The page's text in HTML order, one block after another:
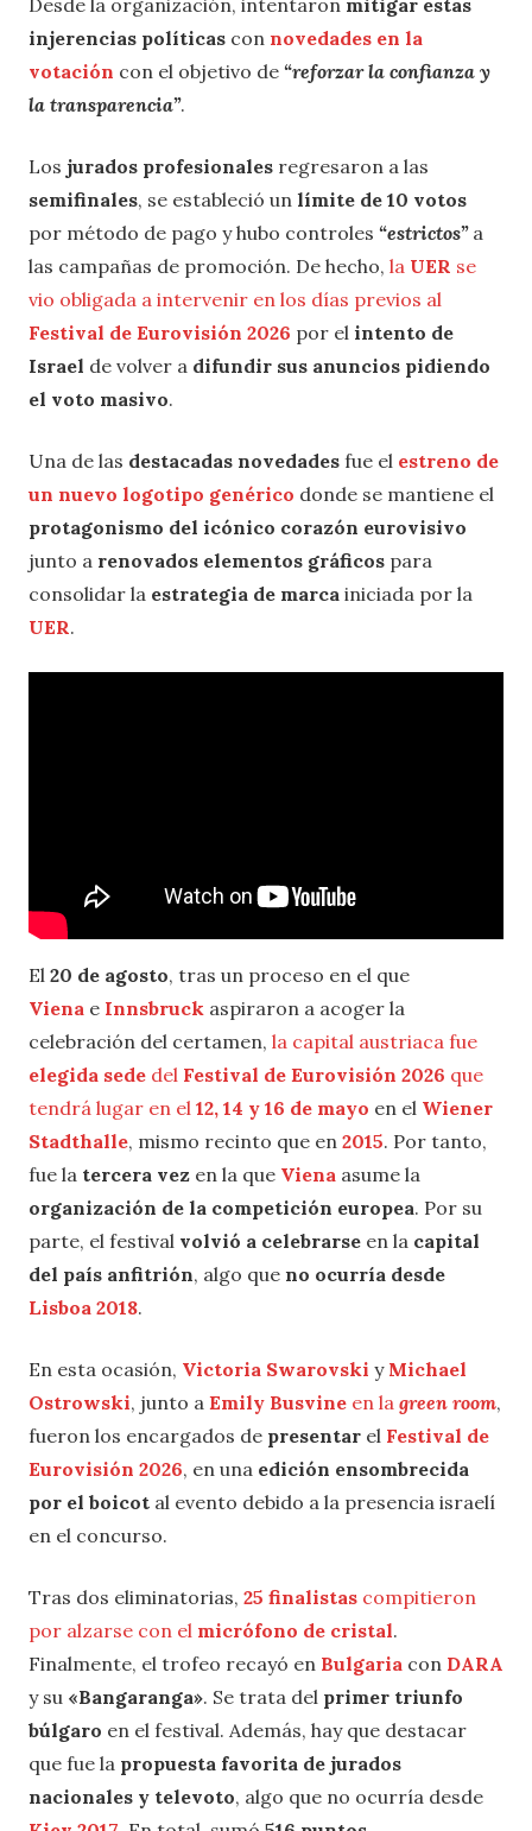
injerencias políticas con novedades en la
votación con el objetivo de “reforzar la confianza y
la transparencia”.
Los jurados profesionales regresaron a las
semifinales, se estableció un límite de 10 votos
por método de pago y hubo controles “estrictos” a
las campañas de promoción. De hecho, la UER se
vio obligada a intervenir en los días previos al
Festival de Eurovisión 2026 por el intento de
Israel de volver a difundir sus anuncios pidiendo
el voto masivo.
Una de las destacadas novedades fue el estreno de
un nuevo logotipo genérico donde se mantiene el
protagonismo del icónico corazón eurovisivo
junto a renovados elementos gráficos para
consolidar la estrategia de marca iniciada por la
UER.
El 20 de agosto, tras un proceso en el que
Viena e Innsbruck aspiraron a acoger la
celebración del certamen, la capital austriaca fue
elegida sede del Festival de Eurovisión 2026 que
tendrá lugar en el 12, 14 y 16 de mayo en el Wiener
Stadthalle, mismo recinto que en 2015. Por tanto,
fue la tercera vez en la que Viena asume la
organización de la competición europea. Por su
parte, el festival volvió a celebrarse en la capital
del país anfitrión, algo que no ocurría desde
Lisboa 2018.
En esta ocasión, Victoria Swarovski y Michael
Ostrowski, junto a Emily Busvine en la green room,
fueron los encargados de presentar el Festival de
Eurovisión 2026, en una edición ensombrecida
por el boicot al evento debido a la presencia israelí
en el concurso.
Tras dos eliminatorias, 25 finalistas compitieron
por alzarse con el micrófono de cristal.
Finalmente, el trofeo recayó en Bulgaria con DARA
y su «Bangaranga». Se trata del primer triunfo
búlgaro en el festival. Además, hay que destacar
que fue la propuesta favorita de jurados
nacionales y televoto, algo que no ocurría desde